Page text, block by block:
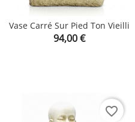
Vase Carré Sur Pied Ton Vieilli
Prix
94,00 €
favorite_border